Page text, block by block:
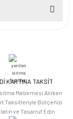
KARTINA TAKSİT
Malzemesi Alırken
Taksitleriyle Bütçenizi
ve Tasarruf Edin